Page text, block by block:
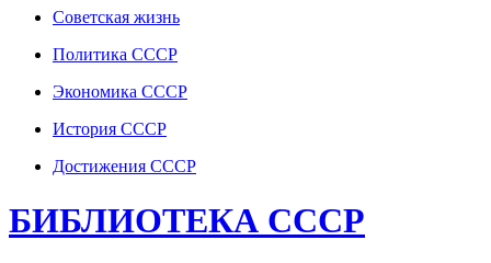
Советская жизнь
Политика СССР
Экономика СССР
История СССР
Достижения СССР
БИБЛИОТЕКА СССР